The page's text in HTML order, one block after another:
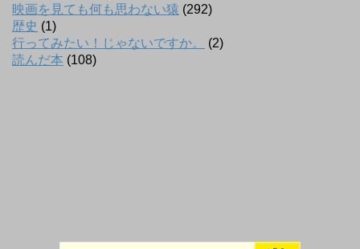
映画を見ても何も思わない猿 (292)
歴史 (1)
行ってみたい！じゃないですか。
(2)
読んだ本 (108)